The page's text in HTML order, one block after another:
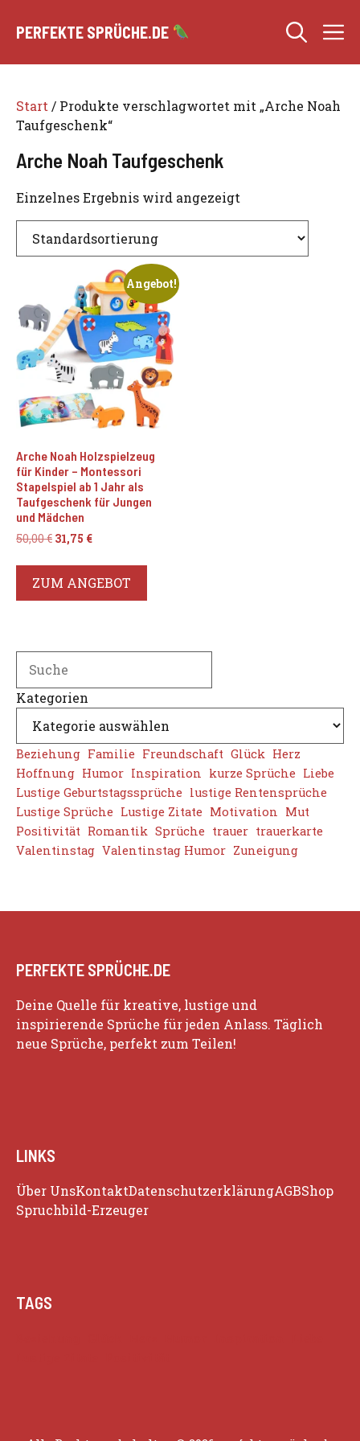
Inhalt
PERFEKTE SPRÜCHE.DE
Start / Produkte verschlagwortet mit „Arche Noah
Taufgeschenk“
Arche Noah Taufgeschenk
Einzelnes Ergebnis wird angezeigt
Angebot!
Arche Noah Holzspielzeug
für Kinder – Montessori
Stapelspiel ab 1 Jahr als
Taufgeschenk für Jungen
und Mädchen
50,00€ Ursprünglicher
war:
50,00 €
31,75 €Aktueller
ist:
31,75 €.
ZUM ANGEBOT
Search
Kategorien
Beziehung Familie Freundschaft Glück Herz
Hoffnung Humor Inspiration kurze Sprüche Liebe
Lustige Geburtstagssprüche lustige Rentensprüche
Lustige Sprüche Lustige Zitate Motivation Mut
Positivität Romantik Sprüche trauer trauerkarte
Valentinstag Valentinstag Humor Zuneigung
PERFEKTE SPRÜCHE.DE
Deine Quelle für kreative, lustige und
inspirierende Sprüche für jeden Anlass. Täglich
neue Sprüche, perfekt zum Teilen!
LINKS
Über UnsKontaktDatenschutzerklärungAGBShop
Spruchbild-Erzeuger
TAGS